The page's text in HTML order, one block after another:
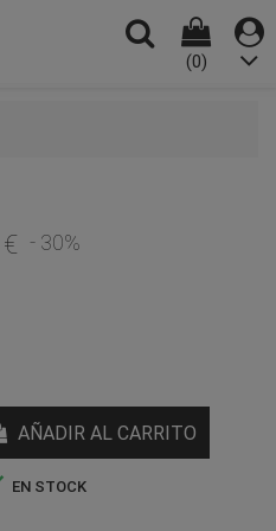
(0)
- 30%
AÑADIR AL CARRITO
EN STOCK